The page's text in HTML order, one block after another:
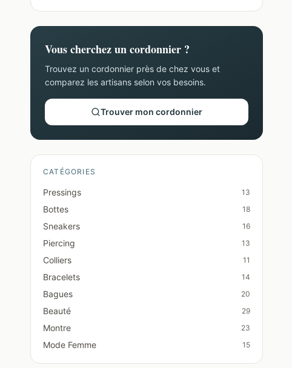
Vous cherchez un cordonnier ?
Trouvez un cordonnier près de chez vous et
comparez les artisans selon vos besoins.
Trouver mon cordonnier
CATÉGORIES
Pressings 13
Bottes 18
Sneakers 16
Piercing 13
Colliers 11
Bracelets 14
Bagues 20
Beauté 29
Montre 23
Mode Femme 15